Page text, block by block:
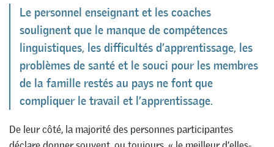
Le personnel enseignant et les coaches
soulignent que le manque de compétences
linguistiques, les difficultés d’apprentissage, les
problèmes de santé et le souci pour les membres
de la famille restés au pays ne font que
compliquer le travail et l’apprentissage.
De leur côté, la majorité des personnes participantes